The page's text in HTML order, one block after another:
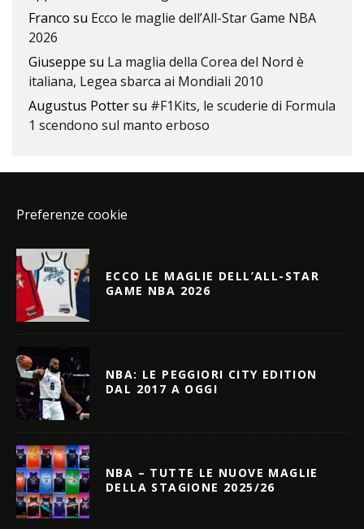
Franco su Ecco le maglie dell’All-Star Game NBA
2026
Giuseppe su La maglia della Corea del Nord è
italiana, Legea sbarca ai Mondiali 2010
Augustus Pottersu #F1Kits, le scuderie di Formula
1 scendono sul manto erboso
Preferenze cookie
ECCO LE MAGLIE DELL’ALL-STAR
GAME NBA 2026
NBA: LE PEGGIORI CITY EDITION
DAL 2017 A OGGI
NBA – TUTTE LE NUOVE MAGLIE
DELLA STAGIONE 2025/26